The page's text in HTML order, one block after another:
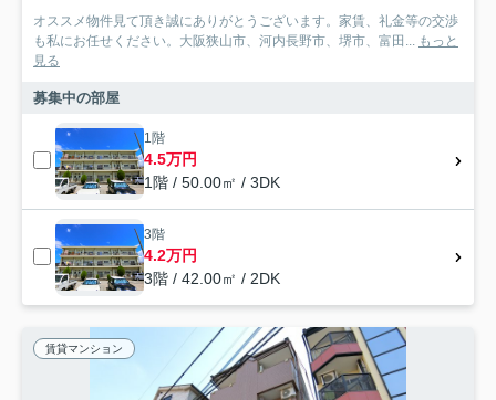
オススメ物件見て頂き誠にありがとうございます。家賃、礼金等の交渉
も私にお任せください。大阪狭山市、河内長野市、堺市、富田...
もっと
見る
募集中の部屋
1階
4.5万円
1階 / 50.00㎡ / 3DK
3階
4.2万円
3階 / 42.00㎡ / 2DK
賃貸マンション